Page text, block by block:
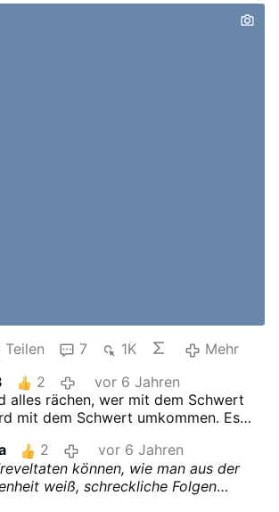
Bäumenheim zerstörte er ein Kruzifix.
Teilen 7 1K
Mehr
2
vor 6 Jahren
alles rächen, wer mit dem Schwert
mit dem Schwert umkommen. Es
beten wir für den verblendeten
2
vor 6 Jahren
können, wie man aus der
weiß, schreckliche Folgen